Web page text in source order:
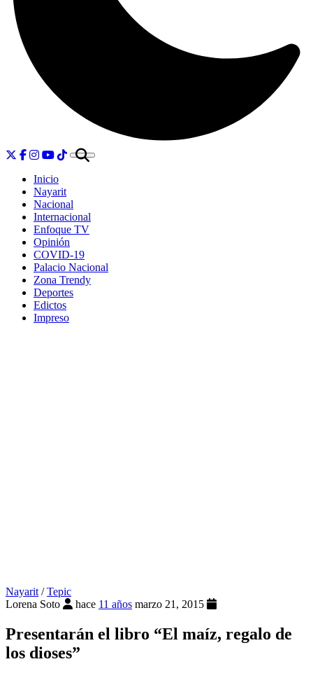
Inicio
Nayarit
Nacional
Internacional
Enfoque TV
Opinión
COVID-19
Palacio Nacional
Zona Trendy
Deportes
Edictos
Impreso
Nayarit/Tepic
Lorena Soto
hace 11 años marzo 21, 2015
Presentarán el libro “El maíz, regalo de
los dioses”